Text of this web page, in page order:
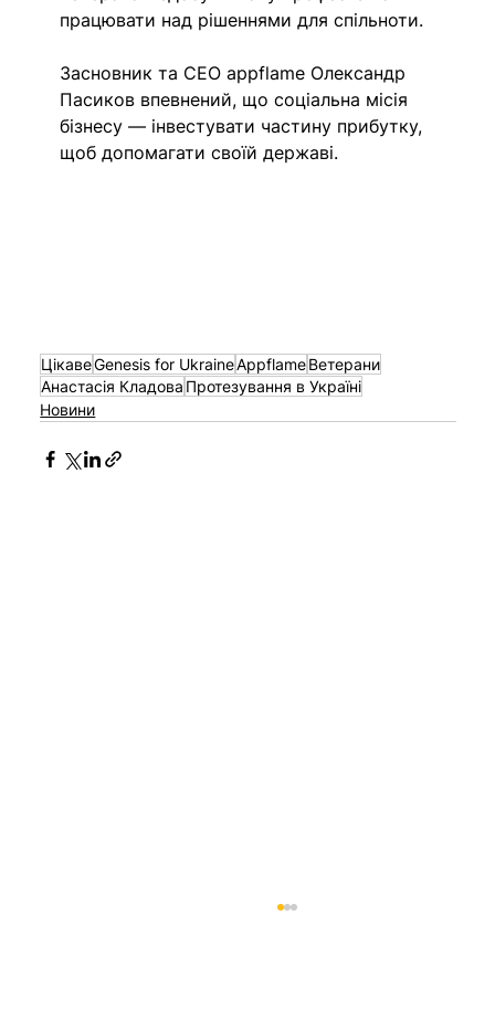
працювати над рішеннями для спільноти.
Засновник та СЕО appflame Олександр
Пасиков впевнений, що соціальна місія
бізнесу — інвестувати частину прибутку,
щоб допомагати своїй державі.
ЦікавеGenesis for UkraineAppflameВетерани
Анастасія Кладова Протезування в Україні
Новини